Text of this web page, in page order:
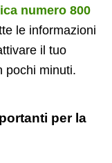
numero 800
le informazioni
il tuo
pochi minuti.
per la